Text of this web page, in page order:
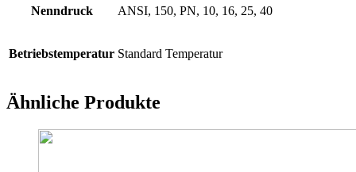
Nenndruck ANSI, 150, PN, 10, 16, 25, 40
Betriebstemperatur Standard Temperatur
Ähnliche Produkte